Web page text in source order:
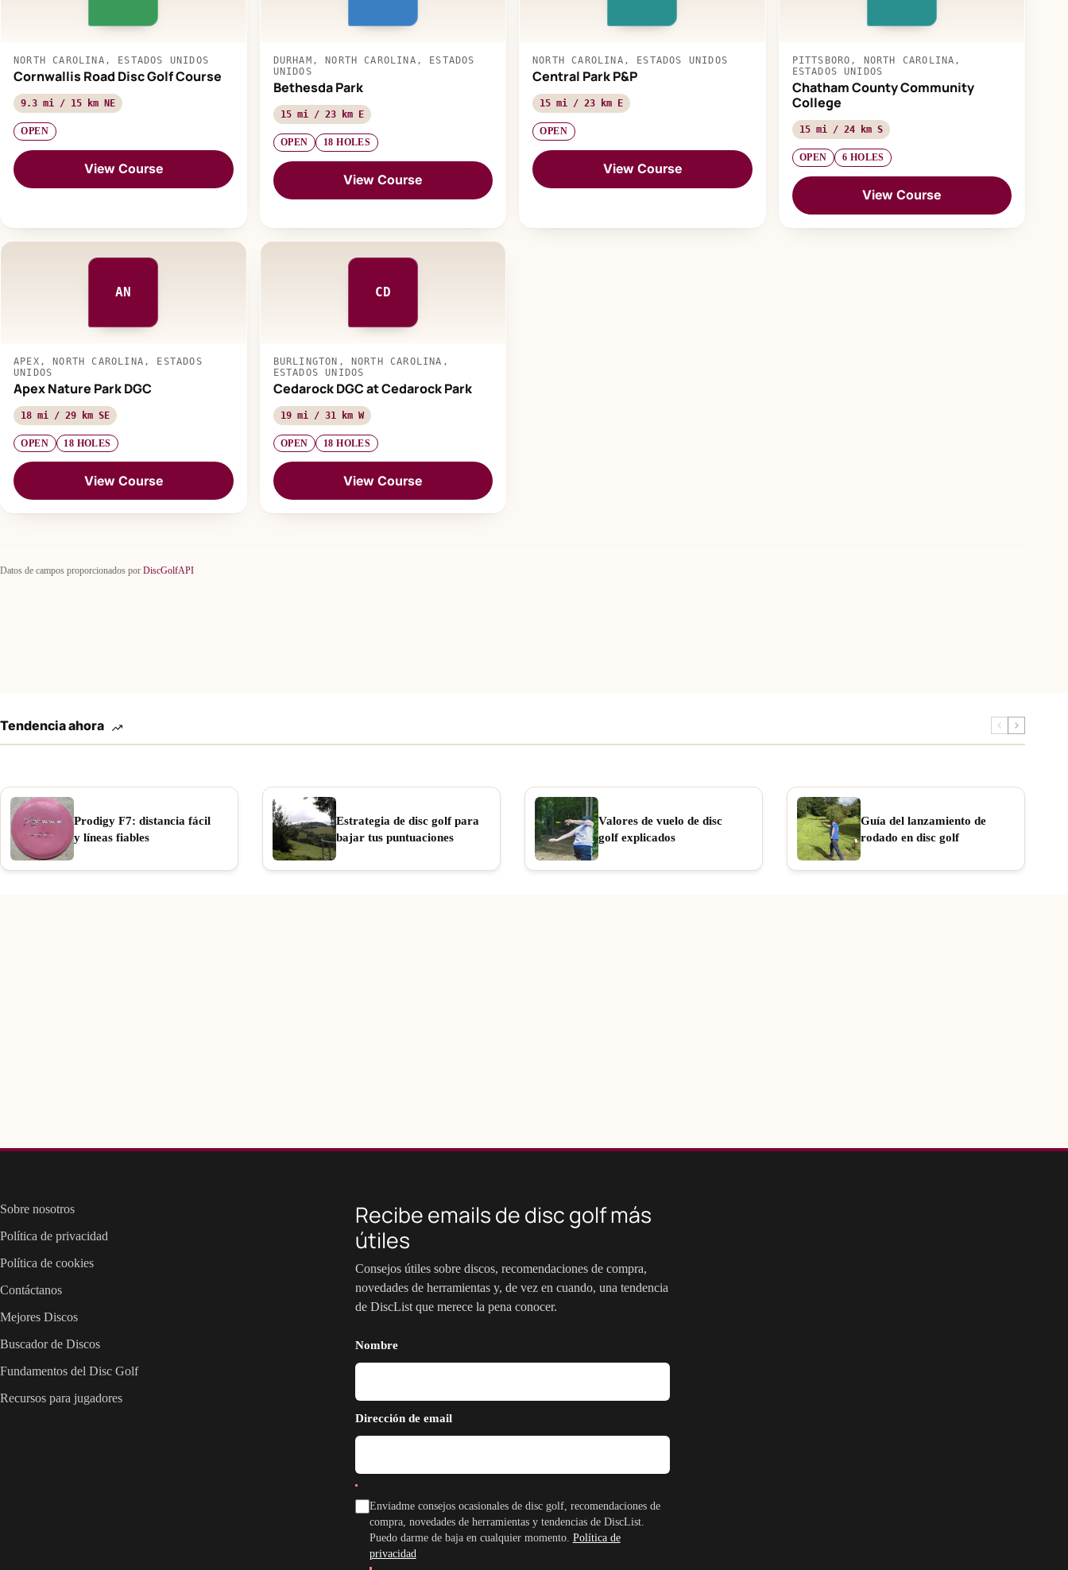
NORTH CAROLINA, ESTADOS UNIDOS
Cornwallis Road Disc Golf Course
9.3 mi / 15 km NE
OPEN
View Course
DURHAM, NORTH CAROLINA, ESTADOS
UNIDOS
Bethesda Park
15 mi / 23 km E
OPEN 18 HOLES
View Course
NORTH CAROLINA, ESTADOS UNIDOS
Central Park P&P
15 mi / 23 km E
OPEN
View Course
PITTSBORO, NORTH CAROLINA,
ESTADOS UNIDOS
Chatham County Community
College
15 mi / 24 km S
OPEN 6 HOLES
View Course
AN
APEX, NORTH CAROLINA, ESTADOS
UNIDOS
Apex Nature Park DGC
18 mi / 29 km SE
OPEN 18 HOLES
View Course
CD
BURLINGTON, NORTH CAROLINA,
ESTADOS UNIDOS
Cedarock DGC at Cedarock Park
19 mi / 31 km W
OPEN 18 HOLES
View Course
Datos de campos proporcionados por DiscGolfAPI
Tendencia ahora
Prodigy F7: distancia fácil
y líneas fiables
Estrategia de disc golf para
bajar tus puntuaciones
Valores de vuelo de disc
golf explicados
Guía del lanzamiento de
rodado en disc golf
Sobre nosotros
Política de privacidad
Política de cookies
Contáctanos
Mejores Discos
Buscador de Discos
Fundamentos del Disc Golf
Recursos para jugadores
Recibe emails de disc golf más
útiles
Consejos útiles sobre discos, recomendaciones de compra,
novedades de herramientas y, de vez en cuando, una tendencia
de DiscList que merece la pena conocer.
Nombre
Dirección de email
Enviadme consejos ocasionales de disc golf, recomendaciones de
compra, novedades de herramientas y tendencias de DiscList.
Puedo darme de baja en cualquier momento. Política de
privacidad